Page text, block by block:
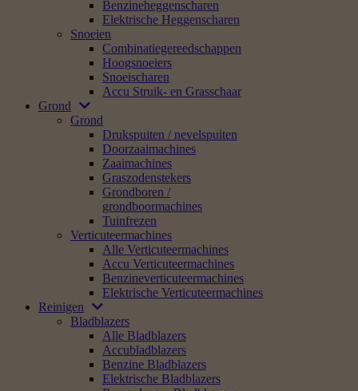
Benzineheggenscharen
Elektrische Heggenscharen
Snoeien
Combinatiegereedschappen
Hoogsnoeiers
Snoeischaren
Accu Struik- en Grasschaar
Grond
Grond
Drukspuiten / nevelspuiten
Doorzaaimachines
Zaaimachines
Graszodenstekers
Grondboren /
grondboormachines
Tuinfrezen
Verticuteermachines
Alle Verticuteermachines
Accu Verticuteermachines
Benzineverticuteermachines
Elektrische Verticuteermachines
Reinigen
Bladblazers
Alle Bladblazers
Accubladblazers
Benzine Bladblazers
Elektrische Bladblazers